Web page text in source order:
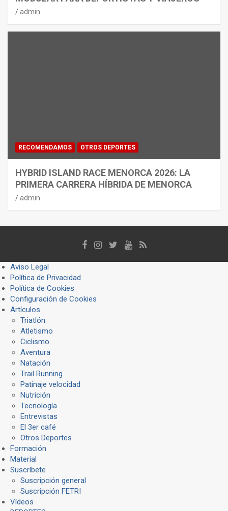
admin
RECOMENDAMOS OTROS DEPORTES
HYBRID ISLAND RACE MENORCA 2026: LA
PRIMERA CARRERA HÍBRIDA DE MENORCA
admin
Aviso Legal
Política de Privacidad
Política de Cookies
Configuración de Cookies
Artículos
Triatlón
Atletismo
Ciclismo
Aventura
Natación
Trail Running
Patinaje velocidad
Nutrición
Tecnología
Entrevistas
El 3er café
Otros Deportes
Formación
Material
Suscríbete
Suscripción general
Suscripción FETRI
Vídeos